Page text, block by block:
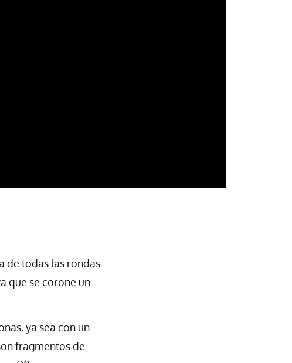
de todas las rondas
que se corone un
ya sea con un
fragmentos de